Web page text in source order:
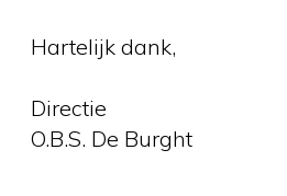
Hartelijk dank,
Directie
O.B.S. De Burght